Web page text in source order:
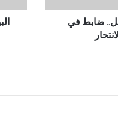
ضابط في